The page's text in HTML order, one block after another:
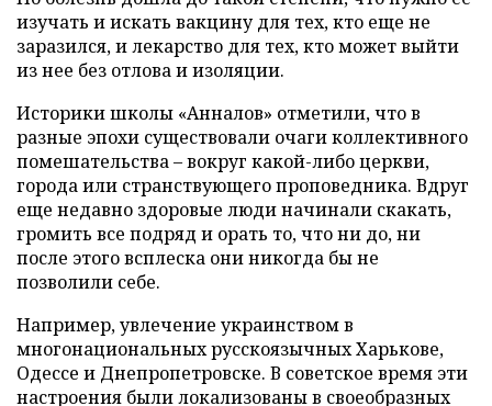
изучать и искать вакцину для тех, кто еще не
заразился, и лекарство для тех, кто может выйти
из нее без отлова и изоляции.
Историки школы «Анналов» отметили, что в
разные эпохи существовали очаги коллективного
помешательства – вокруг какой-либо церкви,
города или странствующего проповедника. Вдруг
еще недавно здоровые люди начинали скакать,
громить все подряд и орать то, что ни до, ни
после этого всплеска они никогда бы не
позволили себе.
Например, увлечение украинством в
многонациональных русскоязычных Харькове,
Одессе и Днепропетровске. В советское время эти
настроения были локализованы в своеобразных